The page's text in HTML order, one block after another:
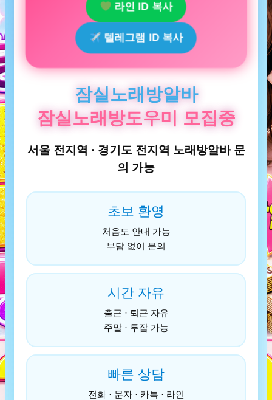
라인 ID 복사
텔레그램 ID 복사
잠실노래방알바
잠실노래방도우미 모집중
서울 전지역 · 경기도 전지역 노래방알바 문
의 가능
초보 환영
처음도 안내 가능
부담 없이 문의
시간 자유
출근 · 퇴근 자유
주말 · 투잡 가능
빠른 상담
전화 · 문자 · 카톡 · 라인